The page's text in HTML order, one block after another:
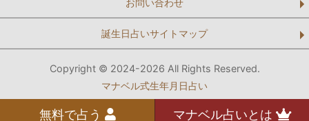
お問い合わせ
誕生日占いサイトマップ
Copyright © 2024-2026 All Rights Reserved.
マナベル式生年月日占い
無料で占う マナベル占いとは